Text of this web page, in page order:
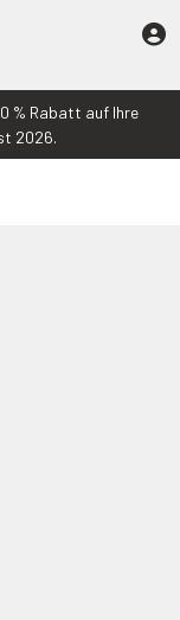
% Rabatt auf Ihre
2026.